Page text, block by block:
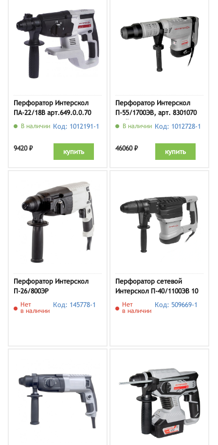
Перфоратор Интерскол
ПА-22/18В арт.649.0.0.70
В наличии Код: 1012191-1
9420 ₽ купить
Перфоратор Интерскол
П-55/1700ЭВ, арт. 8301070
(кейс)
В наличии Код: 1012728-1
46060 ₽ купить
Перфоратор Интерскол
П-26/800ЭР
Нет
в наличии
Код: 145778-1
Перфоратор сетевой
Интерскол П-40/1100ЭВ 10
ДжНет
в наличии
Код: 509669-1